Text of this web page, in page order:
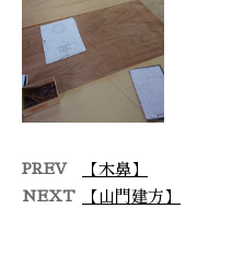
PREV 【木鼻】
NEXT 【山門建方】